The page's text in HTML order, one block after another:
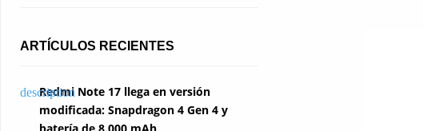
ARTÍCULOS RECIENTES
Redmi Note 17 llega en versión
modificada: Snapdragon 4 Gen 4 y